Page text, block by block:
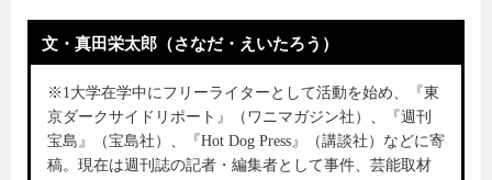
文・真田栄太郎（さなだ・えいたろう）
※1大学在学中にフリーライターとして活動を始め、『東
京ダークサイドリポート』（ワニマガジン社）、『週刊
宝島』（宝島社）、『Hot Dog Press』（講談社）などに寄
稿。現在は週刊誌の記者・編集者として事件、芸能取材